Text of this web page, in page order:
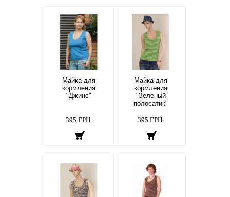
Майка для
кормления
"Джинс"
395 ГРН.
Майка для
кормления
"Зеленый
полосатик"
395 ГРН.